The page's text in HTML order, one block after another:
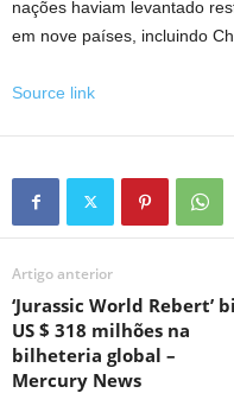
nações haviam levantado
em nove países, incluindo
Source link
Artigo anterior
‘Jurassic World Rebert’
US $ 318 milhões na
bilheteria global –
Mercury News